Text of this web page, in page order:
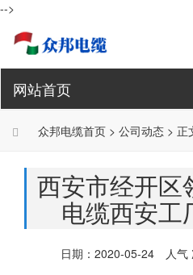
-->
网站首页
众邦电缆首页 > 公司动态 > 正
西安市经开区
电缆西安工
日期：2020-05-24 人气